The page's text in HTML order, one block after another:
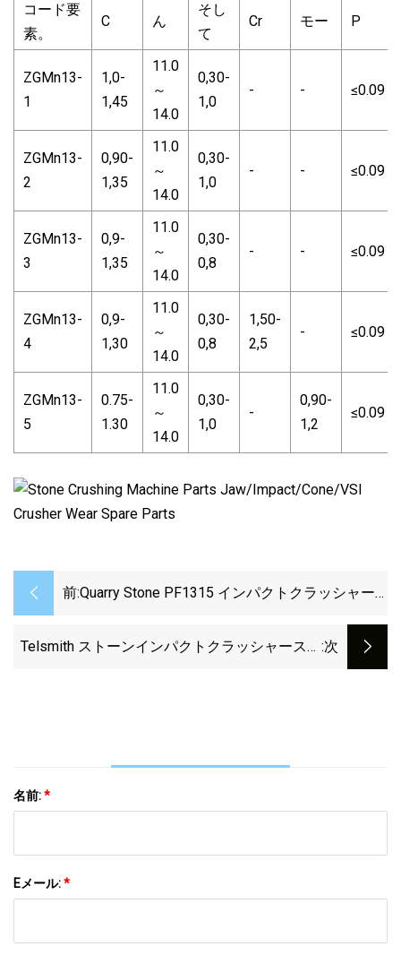
コード要
素。
C ん
そし
て
Cr モー P
ZGMn13-
1
1,0-
1,45
11.0
～
14.0
0,30-
1,0
- - ≤0.09
ZGMn13-
2
0,90-
1,35
11.0
～
14.0
0,30-
1,0
- - ≤0.09
ZGMn13-
3
0,9-
1,35
11.0
～
14.0
0,30-
0,8
- - ≤0.09
ZGMn13-
4
0,9-
1,30
11.0
～
14.0
0,30-
0,8
1,50-
2,5
- ≤0.09
ZGMn13-
5
0.75-
1.30
11.0
～
14.0
0,30-
1,0
-
0,90-
1,2
≤0.09
前:Quarry Stone PF1315 インパクトクラッシャー
Telsmith ストーンインパクトクラッシャースペ :次
名前:*
Eメール:*